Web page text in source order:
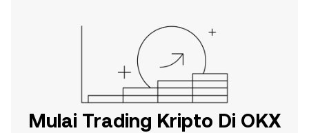
Mulai Trading Kripto Di OKX